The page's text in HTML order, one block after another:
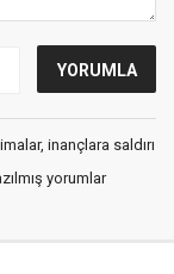
inançlara saldırı
yorumlar